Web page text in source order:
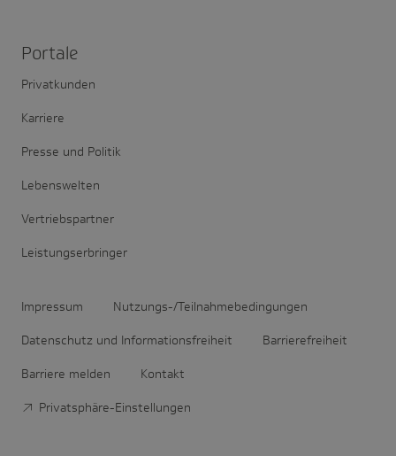
Portale
Privatkunden
Karriere
Presse und Politik
Lebenswelten
Vertriebspartner
Leistungserbringer
Impressum Nutzungs-/Teilnahmebedingungen
Datenschutz und Informationsfreiheit Barrierefreiheit
Barriere melden Kontakt
Privatsphäre-Einstellungen